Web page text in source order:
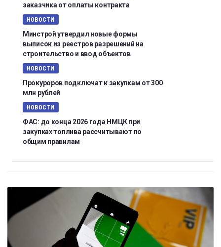
заказчика от оплаты контракта
НОВОСТИ
Минстрой утвердил новые формы
выписок из реестров разрешений на
строительство и ввод объектов
НОВОСТИ
Прокуроров подключат к закупкам от 300
млн рублей
НОВОСТИ
ФАС: до конца 2026 года НМЦК при
закупках топлива рассчитывают по
общим правилам